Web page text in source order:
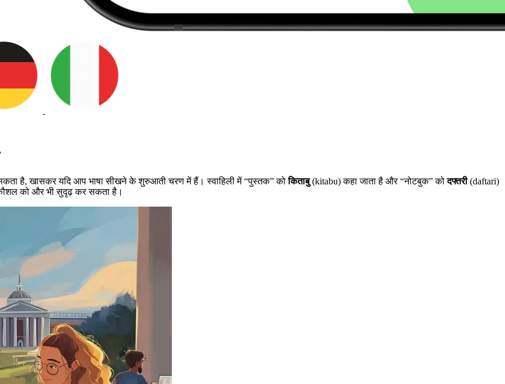
है, खासकर यदि आप भाषा सीखने के शुरुआती चरण में हैं। स्वाहिली में “पुस्तक” कोकिताबु(kitabu) कहा जाता है और “नोटबुक” कोदफ्तरी(daftari)
को और भी सुदृढ़ कर सकता है।